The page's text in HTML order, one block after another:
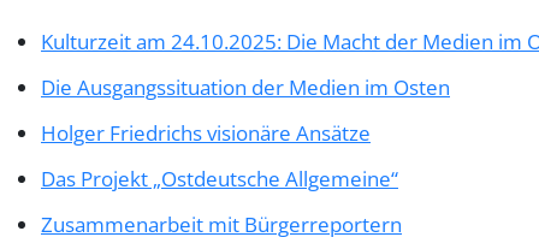
Kulturzeit am 24.10.2025: Die Macht der Medien im
Die Ausgangssituation der Medien im Osten
Holger Friedrichs visionäre Ansätze
Das Projekt „Ostdeutsche Allgemeine“
Zusammenarbeit mit Bürgerreportern